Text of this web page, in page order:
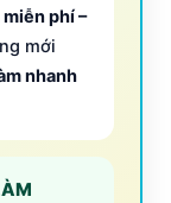
phí –
mới
nhanh